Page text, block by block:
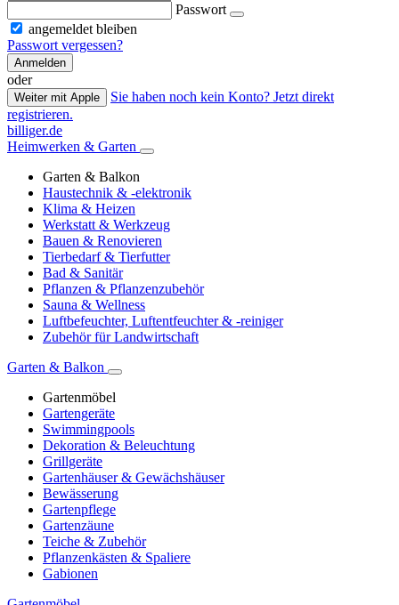
Passwort
angemeldet bleiben
Passwort vergessen?
Anmelden
oder
Weiter mit Apple
Sie haben noch kein Konto? Jetzt direkt
registrieren.
billiger.de
Heimwerken & Garten
Garten & Balkon
Haustechnik & -elektronik
Klima & Heizen
Werkstatt & Werkzeug
Bauen & Renovieren
Tierbedarf & Tierfutter
Bad & Sanitär
Pflanzen & Pflanzenzubehör
Sauna & Wellness
Luftbefeuchter, Luftentfeuchter & -reiniger
Zubehör für Landwirtschaft
Garten & Balkon
Gartenmöbel
Gartengeräte
Swimmingpools
Dekoration & Beleuchtung
Grillgeräte
Gartenhäuser & Gewächshäuser
Bewässerung
Gartenpflege
Gartenzäune
Teiche & Zubehör
Pflanzenkästen & Spaliere
Gabionen